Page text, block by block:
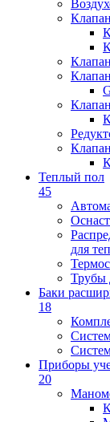
Теплый пол
45
для
Трубы
Баки
18
Приборы
20